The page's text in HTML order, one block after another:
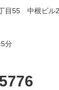
目55 中根ビル
分